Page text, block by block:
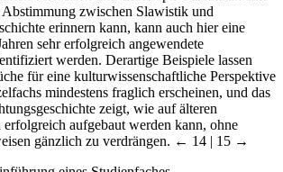
Abstimmung zwischen Slawistik und
erinnern kann, kann auch hier eine
sehr erfolgreich angewendete
werden. Derartige Beispiele lassen
für eine kulturwissenschaftliche Perspektive
mindestens fraglich erscheinen, und das
zeigt, wie auf älteren
erfolgreich aufgebaut werden kann, ohne
gänzlich zu verdrängen. ← 14 | 15 →